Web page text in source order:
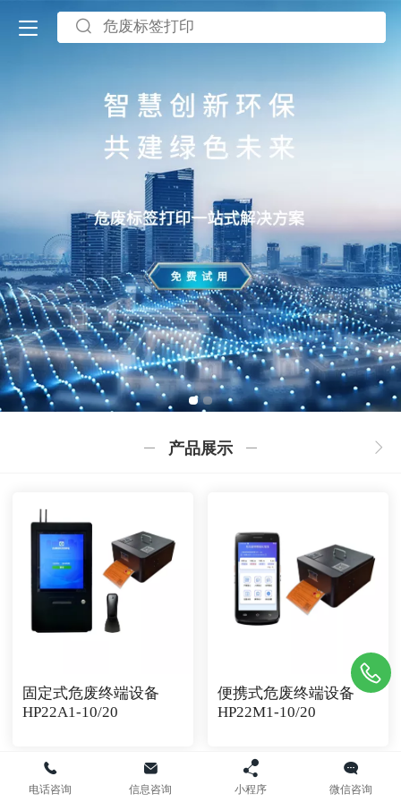
产品展示
固定式危废终端设备
HP22A1-10/20
便携式危废终端设备
HP22M1-10/20
电话咨询 信息咨询 小程序 微信咨询